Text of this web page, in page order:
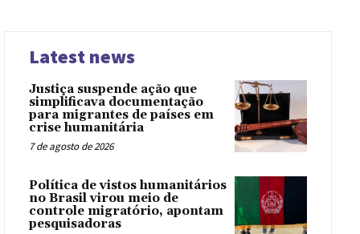
Latest news
Justiça suspende ação que
simplificava documentação
para migrantes de países em
crise humanitária
7 de agosto de 2026
Política de vistos humanitários
no Brasil virou meio de
controle migratório, apontam
pesquisadoras